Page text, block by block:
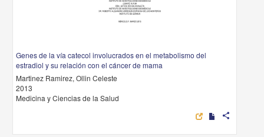
Genes de la vía catecol involucrados en el metabolismo del
estradiol y su relación con el cáncer de mama
Martinez Ramirez, Ollin Celeste
2013
Medicina y Ciencias de la Salud
share